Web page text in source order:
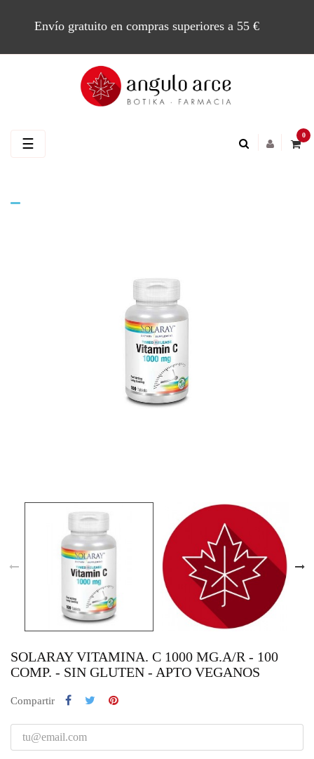
Envío gratuito en compras superiores a 55 €
0
Navegación
☰
SOLARAY VITAMINA. C 1000 MG.A/R - 100
COMP. - SIN GLUTEN - APTO VEGANOS
Compartir